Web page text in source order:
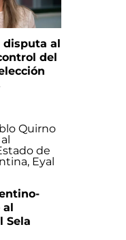
disputa al
del
al
Sela